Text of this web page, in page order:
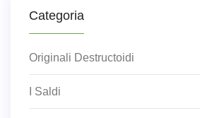
Categoria
Originali Destructoidi
I Saldi